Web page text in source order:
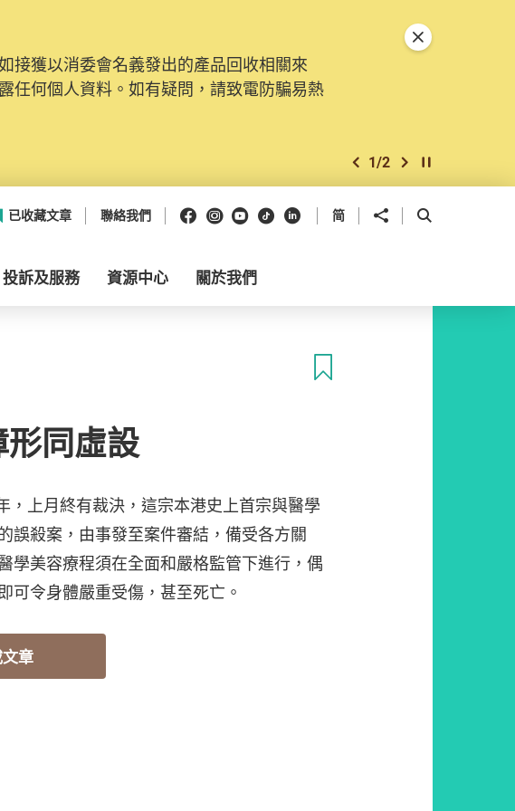
接獲以消委會名義發出的產品回收相關來
任何個人資料。如有疑問，請致電防騙易熱
上一個
1/2 下一個開始/暫停幻燈
關閉特別通告
已收藏文章 聯絡我們 Facebook
Instagram
Youtube
抖音領英 简 分享到 開啟搜尋框
投訴及服務 資源中心 關於我們
同虛設
，上月終有裁決，這宗本港史上首宗與醫學
誤殺案，由事發至案件審結，備受各方關
學美容療程須在全面和嚴格監管下進行，偶
可令身體嚴重受傷，甚至死亡。
章